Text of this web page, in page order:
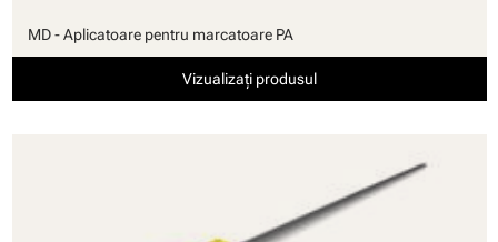
MD - Aplicatoare pentru marcatoare PA
Vizualizați produsul